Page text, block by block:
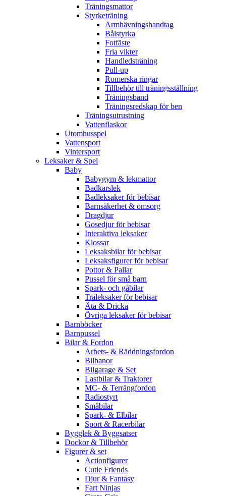
Träningsmattor
Styrketräning
Armhävningshandtag
Bålstyrka
Fotfäste
Fria vikter
Handledsträning
Pull-up
Romerska ringar
Tillbehör till träningsställning
Träningsband
Träningsredskap för ben
Träningsutrustning
Vattenflaskor
Utomhusspel
Vattensport
Vintersport
Leksaker & Spel
Baby
Babygym & lekmattor
Badkarslek
Badleksaker för bebisar
Barnsäkerhet & omsorg
Dragdjur
Gosedjur för bebisar
Interaktiva leksaker
Klossar
Leksaksbilar för bebisar
Leksaksfigurer för bebisar
Pottor & Pallar
Pussel för små barn
Spark- och gåbilar
Träleksaker för bebisar
Äta & Dricka
Övriga leksaker för bebisar
Barnböcker
Barnpussel
Bilar & Fordon
Arbets- & Räddningsfordon
Bilbanor
Bilgarage & Set
Lastbilar & Traktorer
MC- & Terrängfordon
Radiostyrt
Småbilar
Spark- & Elbilar
Sport & Racerbilar
Bygglek & Byggsatser
Dockor & Tillbehör
Figurer & set
Actionfigurer
Cutie Friends
Djur & Fantasy
Fart Ninjas